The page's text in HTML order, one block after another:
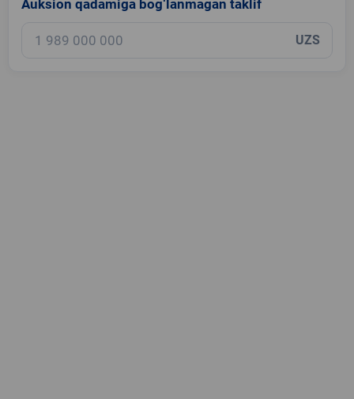
Auksion qadamiga bog‘lanmagan taklif
UZS